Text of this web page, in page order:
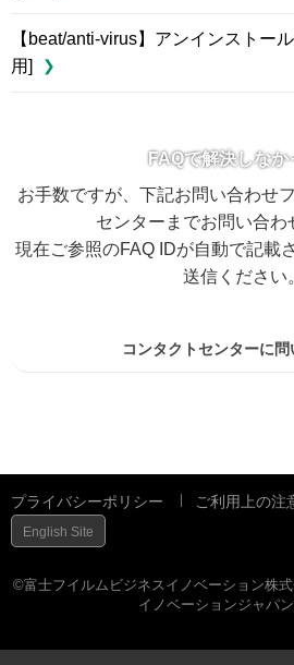
【beat/anti-virus】アンインストー
用]
FAQで解決しなか
お手数ですが、下記お問い合わせ
センターまでお問い合わ
現在ご参照のFAQ IDが自動で記載
送信ください
コンタクトセンターに問
プライバシーポリシー ご利用上の注
English Site
©富士フイルムビジネスイノベーション株
イノベーションジャパ